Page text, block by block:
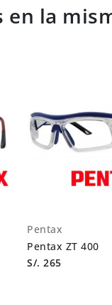
la
Pentax
Pentax ZT 400
S/. 265